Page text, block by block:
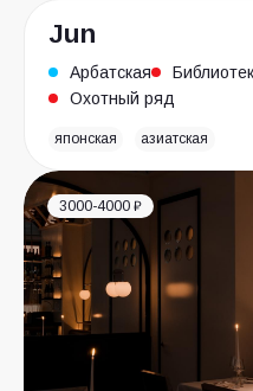
Jun
Арбатская
Охотный ряд
японская азиатская
3000-4000 ₽